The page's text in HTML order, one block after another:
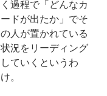
く過程で「どんなカ
ードが出たか」でそ
の人が置かれている
状況をリーディング
していくというわ
け。